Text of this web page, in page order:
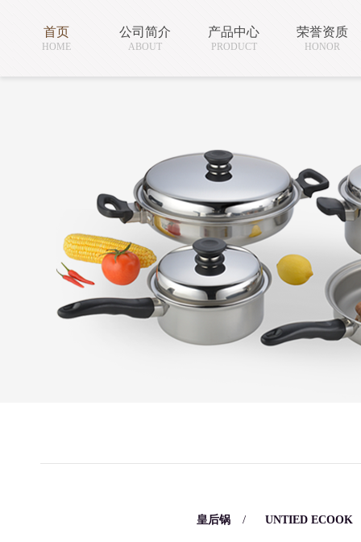
首页
HOME
公司简介
ABOUT
产品中心
PRODUCT
荣誉资质
HONOR
皇后锅 / UNTIED ECOOK